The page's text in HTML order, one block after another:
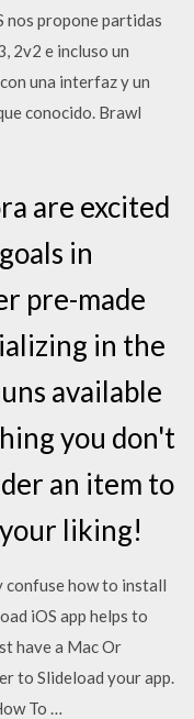
nos propone partidas
2v2 e incluso un
una interfaz y un
conocido. Brawl
are excited
in
pre-made
in the
available
you don't
an item to
liking!
how to install
iOS app helps to
have a Mac Or
to Slideload your app.
To …